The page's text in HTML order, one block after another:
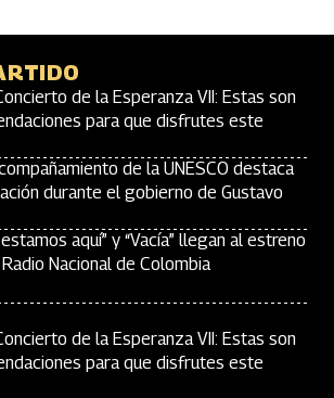
de la Esperanza VII: Estas son
para que disfrutes este
de la UNESCO destaca
durante el gobierno de Gustavo
estamos aquí” y “Vacía” llegan al estreno
Nacional de Colombia
de la Esperanza VII: Estas son
para que disfrutes este